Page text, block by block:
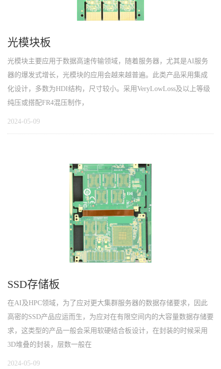
光模块板
光模块主要应用于数据高速传输领域，随着服务器，尤其是AI服务
器的爆发式增长，光模块的应用会越来越普遍。此类产品采用集成
化设计，多数为HDI结构，尺寸较小。采用VeryLowLoss及以上等级
纯压或搭配FR4混压制作，
2024-05-09
SSD存储板
在AI及HPC领域，为了应对更大集群服务器的数据存储要求，因此
高密的SSD产品应运而生，为应对在有限空间内的大容量数据存储要
求，这类型的产品一般会采用软硬结合板设计，在封装的时候采用
3D堆叠的封装，层数一般在
2024-05-09